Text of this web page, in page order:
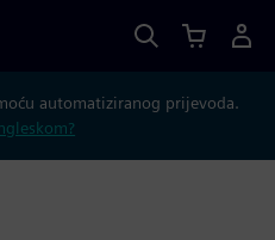
automatiziranog prijevoda.